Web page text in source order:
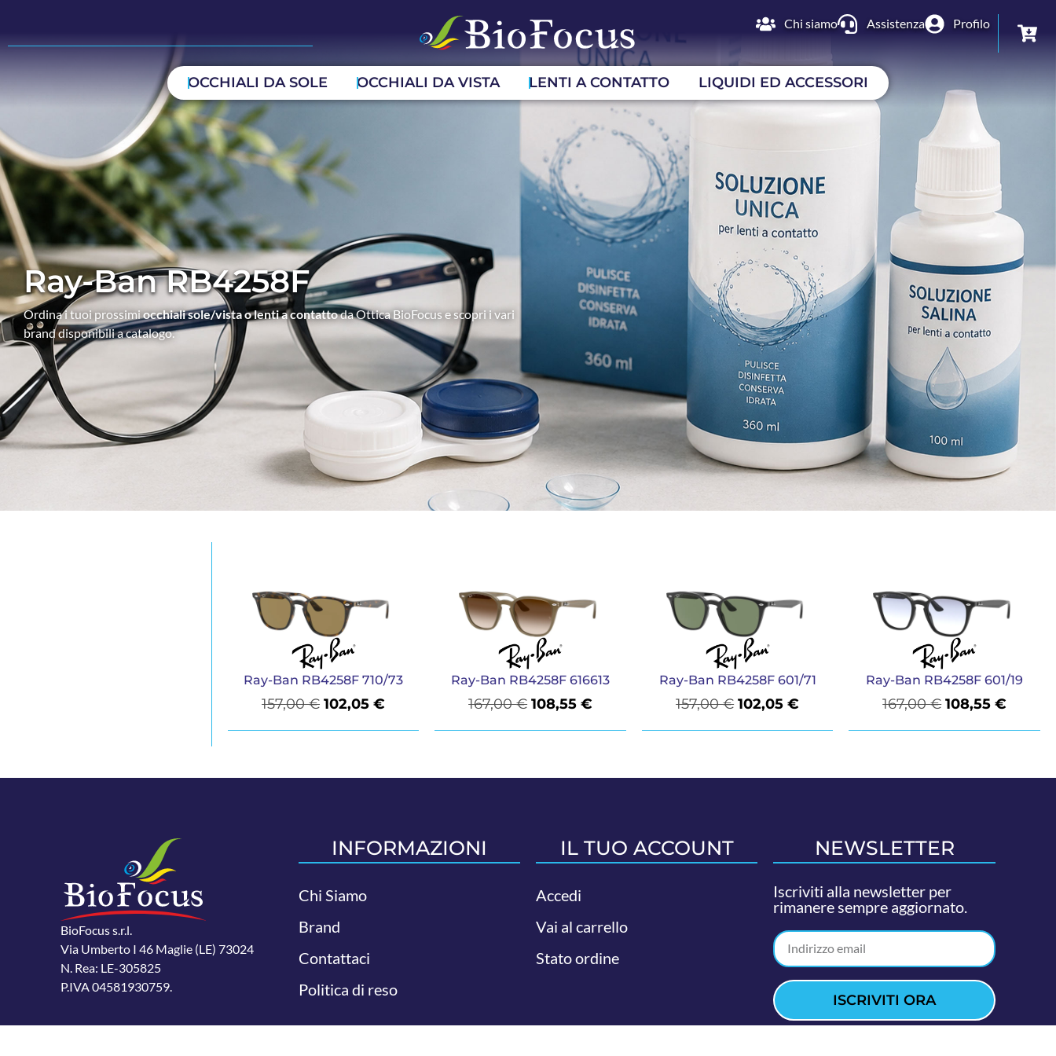
Chi siamo Assistenza Profilo
OCCHIALI DA SOLE OCCHIALI DA VISTA LENTI A CONTATTO LIQUIDI ED ACCESSORI
Ray-Ban RB4258F
Ordina i tuoi prossimiocchiali sole/vista o lenti a contattoda Ottica BioFocus e scopri i vari
brand disponibili a catalogo.
Ray-Ban RB4258F 710/73
157,00€ 102,05€
Ray-Ban RB4258F 616613
167,00€ 108,55€
Ray-Ban RB4258F 601/71
157,00€ 102,05€
Ray-Ban RB4258F 601/19
167,00€ 108,55€
BioFocus s.r.l.
Via Umberto I 46 Maglie (LE) 73024
N. Rea: LE-305825
P.IVA 04581930759.
INFORMAZIONI
Chi Siamo
Brand
Contattaci
Politica di reso
IL TUO ACCOUNT
Accedi
Vai al carrello
Stato ordine
NEWSLETTER
Iscriviti alla newsletter per
rimanere sempre aggiornato.
ISCRIVITI ORA